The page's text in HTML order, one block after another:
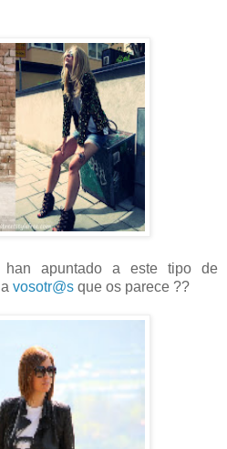
han apuntado a este tipo de
vosotr@s que os parece ??